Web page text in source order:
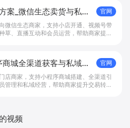
案_微信生态卖货与私域
赞
官网
微信生态商家，支持小店开通、视频号带
草、直播互动和会员运营，帮助商家提升
城全渠道获客与私域复
有赞
官网
店商家，支持小程序商城搭建、全渠道引
管理和私域经营，帮助商家提升交易转化
视频